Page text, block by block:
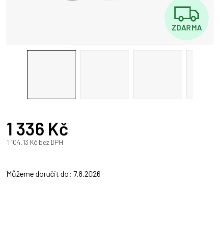
Z
D
ZDARMA
1 336 Kč
1 104,13 Kč bez DPH
Můžeme doručit do: 7.8.2026